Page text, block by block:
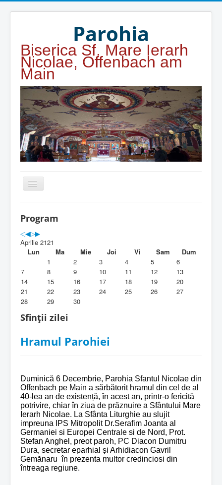
Parohia
Biserica Sf. Mare Ierarh
Nicolae, Offenbach am
Main
Duhovnicesti
Servicii religioase
Alte legaturi
Biblioteca Parohiei
Foaia Parohiei
Activitati copii si tineri
Program
Aprilie 2121
Lun
Ma Mie Joi Vi Sam
Dum
1
2 3 4 5
6
7
8 9 10 11 12
13
14
15 16 17 18 19
20
21
22 23 24 25 26
27
28
29 30
Sfinții zilei
Hramul Parohiei
Duminică 6 Decembrie, Parohia Sfantul Nicolae din
Offenbach pe Main a sărbătorit hramul din cel de al
40-lea an de existență, în acest an, printr-o fericită
potrivire, chiar în ziua de prăznuire a Sfântului Mare
Ierarh Nicolae. La Sfânta Liturghie au slujit
impreuna IPS Mitropolit Dr.Serafim Joanta al
Germaniei si Europei Centrale si de Nord, Prot.
Stefan Anghel, preot paroh, PC Diacon Dumitru
Dura, secretar eparhial și Arhidiacon Gavril
Gemănaru în prezenta multor credinciosi din
întreaga regiune.